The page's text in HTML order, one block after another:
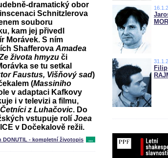
dramatický obor
Schnitzlerova
souboru
kam jej přivedl
Morávek. S ním
Shafferova Amadea
života hmyzu či
se tu setkal
Faustus, Višňový sad)
(Massiniho
v adaptaci Kafkovy
i v televizi a filmu,
Četníci z Luhačovic. Do
vstupuje rolí Joea
v Dočekalově režii.
DONUTIL - kompletní životopis ...
Filip